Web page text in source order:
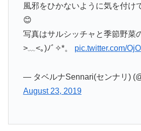
風邪をひかないように気を付け
😊
写真はサルシッチャと季節野菜
>﹏<｡)ﾉﾞ✧*。 pic.twitter.com/
— タベルナSennari(センナリ)
August 23, 2019